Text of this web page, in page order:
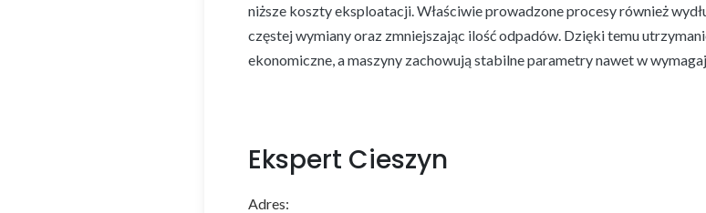
niższe koszty eksploatacji. Właściwie prowadzone procesy również
częstej wymiany oraz zmniejszając ilość odpadów. Dzięki temu
ekonomiczne, a maszyny zachowują stabilne parametry nawet w
Ekspert Cieszyn
Adres: